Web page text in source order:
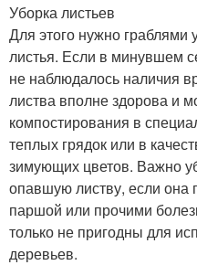
Уборка листьев
Для этого нужно
листья. Если в минувшем
не наблюдалось наличия
листва вполне здорова и
компостирования в
теплых грядок или в
зимующих цветов. Важно
опавшую листву, если она
паршой или прочими
только не пригодны для
деревьев.